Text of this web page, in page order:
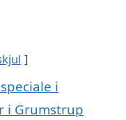
i
i Grumstrup